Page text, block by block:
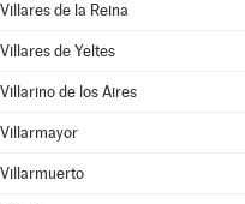
Villares de la Reina
Villares de Yeltes
Villarino de los Aires
Villarmayor
Villarmuerto